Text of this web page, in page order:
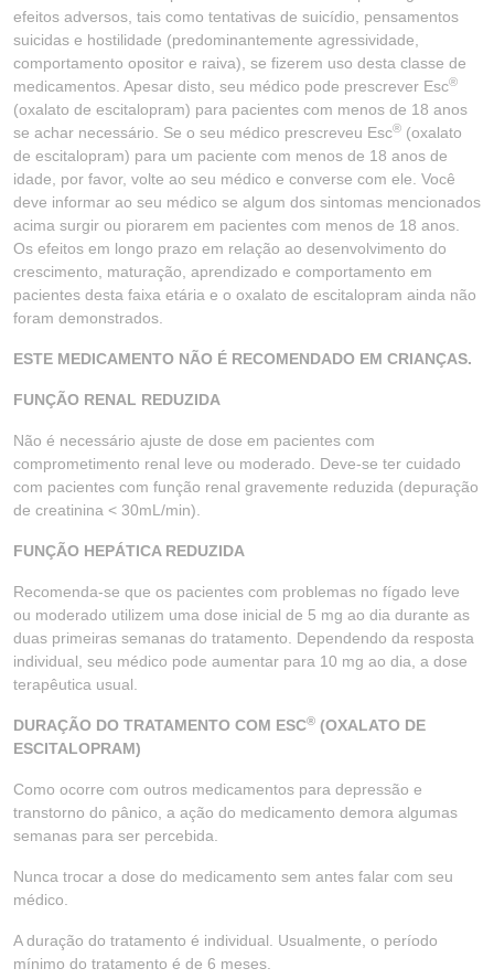
efeitos adversos, tais como tentativas de suicídio, pensamentos
suicidas e hostilidade (predominantemente agressividade,
comportamento opositor e raiva), se fizerem uso desta classe de
medicamentos. Apesar disto, seu médico pode prescrever Esc®
(oxalato de escitalopram) para pacientes com menos de 18 anos
se achar necessário. Se o seu médico prescreveu Esc® (oxalato
de escitalopram) para um paciente com menos de 18 anos de
idade, por favor, volte ao seu médico e converse com ele. Você
deve informar ao seu médico se algum dos sintomas mencionados
acima surgir ou piorarem em pacientes com menos de 18 anos.
Os efeitos em longo prazo em relação ao desenvolvimento do
crescimento, maturação, aprendizado e comportamento em
pacientes desta faixa etária e o oxalato de escitalopram ainda não
foram demonstrados.
ESTE MEDICAMENTO NÃO É RECOMENDADO EM CRIANÇAS.
FUNÇÃO RENAL REDUZIDA
Não é necessário ajuste de dose em pacientes com
comprometimento renal leve ou moderado. Deve-se ter cuidado
com pacientes com função renal gravemente reduzida (depuração
de creatinina < 30mL/min).
FUNÇÃO HEPÁTICA REDUZIDA
Recomenda-se que os pacientes com problemas no fígado leve
ou moderado utilizem uma dose inicial de 5 mg ao dia durante as
duas primeiras semanas do tratamento. Dependendo da resposta
individual, seu médico pode aumentar para 10 mg ao dia, a dose
terapêutica usual.
DURAÇÃO DO TRATAMENTO COM ESC® (OXALATO DE
ESCITALOPRAM)
Como ocorre com outros medicamentos para depressão e
transtorno do pânico, a ação do medicamento demora algumas
semanas para ser percebida.
Nunca trocar a dose do medicamento sem antes falar com seu
médico.
A duração do tratamento é individual. Usualmente, o período
mínimo do tratamento é de 6 meses.